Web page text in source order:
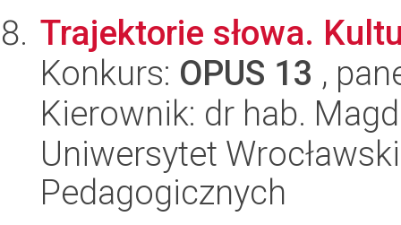
Trajektorie słowa.
Konkurs: OPUS 13 ,
Kierownik: dr hab.
Uniwersytet
Pedagogicznych